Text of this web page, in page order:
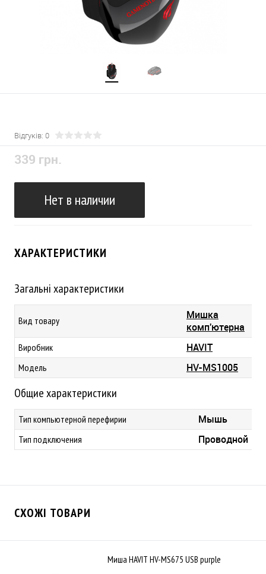
Відгуків: 0
339 грн.
Нет в наличии
ХАРАКТЕРИСТИКИ
Загальні характеристики
Вид товару
Мишка
комп'ютерна
Виробник HAVIT
Модель HV-MS1005
Общие характеристики
Тип компьютерной перефирии Мышь
Тип подключения Проводной
СХОЖІ ТОВАРИ
Миша HAVIT HV-MS675 USB purple